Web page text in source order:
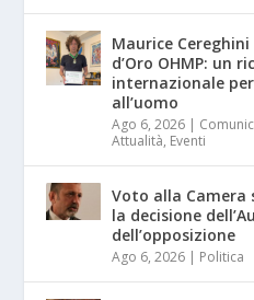
Maurice
d’Oro OHMP: un
internazionale
all’uomo
Ago 6, 2026
Attualità, Eventi
Voto alla Camera
la decisione
dell’opposizione
Ago 6, 2026 Politica